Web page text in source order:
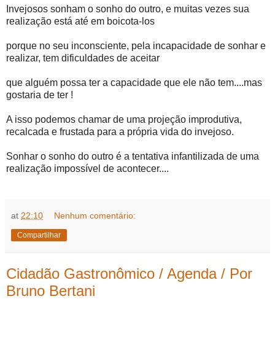
Invejosos sonham o sonho do outro, e muitas vezes sua
realização está até em boicota-los
porque no seu inconsciente, pela incapacidade de sonhar e
realizar, tem dificuldades de aceitar
que alguém possa ter a capacidade que ele não tem....mas
gostaria de ter !
A isso podemos chamar de uma projeção improdutiva,
recalcada e frustada para a própria vida do invejoso.
Sonhar o sonho do outro é a tentativa infantilizada de uma
realização impossível de acontecer....
at 22:10 Nenhum comentário:
Compartilhar
Cidadão Gastronômico / Agenda / Por
Bruno Bertani